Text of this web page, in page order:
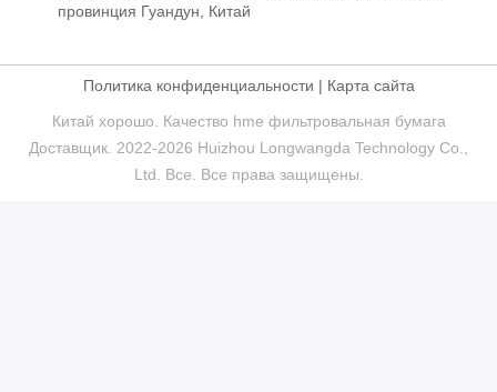
провинция Гуандун, Китай
Политика конфиденциальности | Карта сайта
Китай хорошо. Качество hme фильтровальная бумага
Доставщик. 2022-2026 Huizhou Longwangda Technology Co.,
Ltd. Все. Все права защищены.